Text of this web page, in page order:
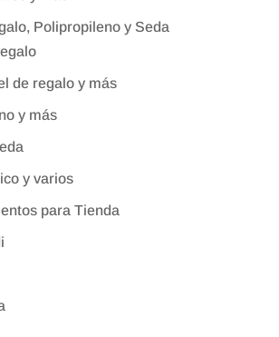
Polipropileno y Seda
de regalo y más
y más
y varios
para Tienda